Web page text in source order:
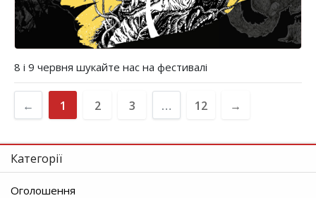
8 і 9 червня шукайте нас на фестивалі
← 1 2 3 … 12 →
Категорії
Оголошення